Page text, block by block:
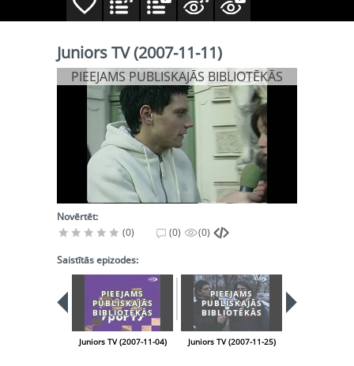
Juniors TV (2007-11-11)
PIEEJAMS PUBLISKAJĀS BIBLIOTĒKĀS
Novērtēt:
(0)
(0) (0)
Saistītās epizodes:
PIEEJAMS
PUBLISKAJĀS
BIBLIOTĒKĀS
Juniors TV (2007-11-04)
PIEEJAMS
PUBLISKAJĀS
BIBLIOTĒKĀS
Juniors TV (2007-11-25)